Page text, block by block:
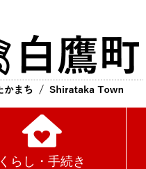
くらし・手続き